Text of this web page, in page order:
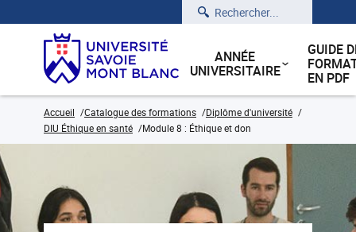
Rechercher
ANNÉE
UNIVERSITAIRE
GUIDE
EN PDF
Accueil Catalogue des formations
Diplôme d'université
DIU Éthique en santé
Module 8 : Éthique et don